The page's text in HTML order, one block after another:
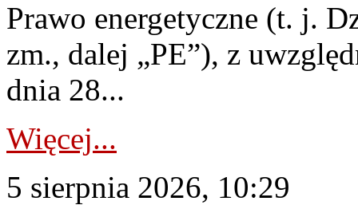
Prawo energetyczne (t. j.
zm., dalej „PE”), z
dnia 28...
Więcej...
5 sierpnia 2026, 10:29